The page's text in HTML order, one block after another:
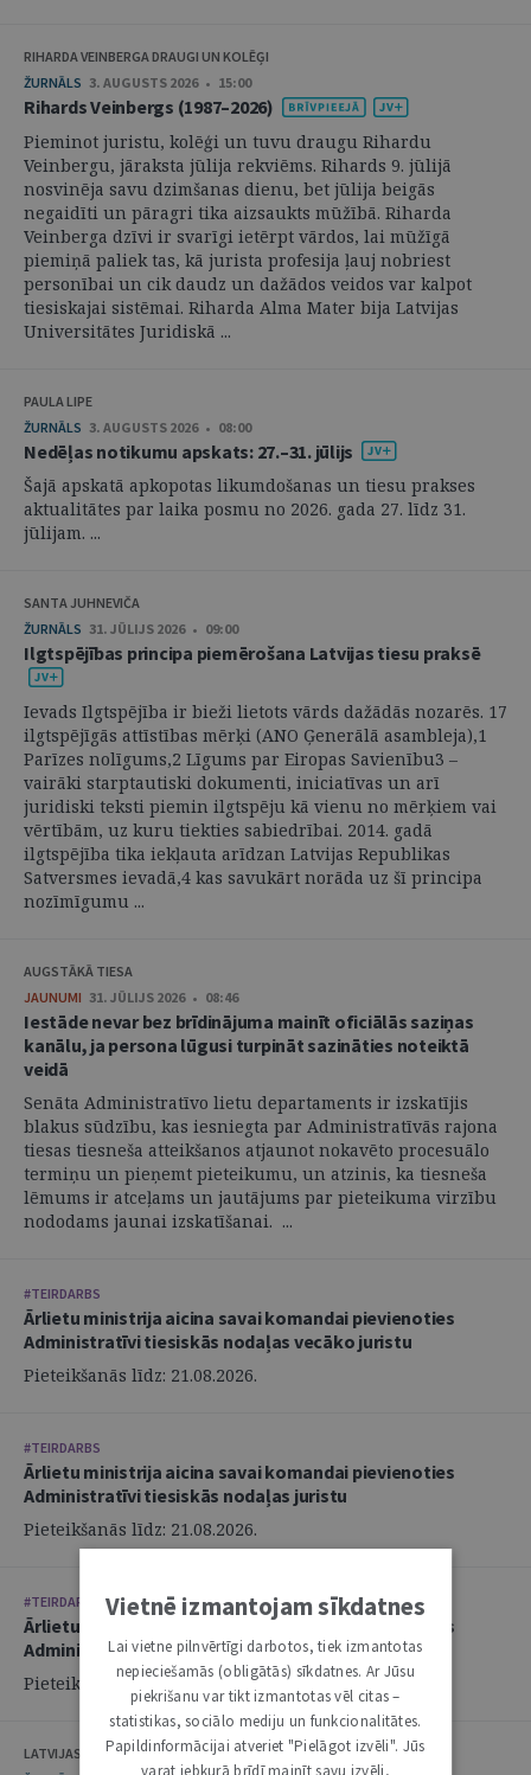
RIHARDA VEINBERGA DRAUGI UN KOLĒĢI
ŽURNĀLS 3. AUGUSTS 2026 • 15:00
Rihards Veinbergs (1987–2026)
Pieminot juristu, kolēģi un tuvu draugu Rihardu
Veinbergu, jāraksta jūlija rekviēms. Rihards 9. jūlijā
nosvinēja savu dzimšanas dienu, bet jūlija beigās
negaidīti un pāragri tika aizsaukts mūžībā. Riharda
Veinberga dzīvi ir svarīgi ietērpt vārdos, lai mūžīgā
piemiņā paliek tas, kā jurista profesija ļauj nobriest
personībai un cik daudz un dažādos veidos var kalpot
tiesiskajai sistēmai. Riharda Alma Mater bija Latvijas
Universitātes Juridiskā ...
PAULA LIPE
ŽURNĀLS 3. AUGUSTS 2026 • 08:00
Nedēļas notikumu apskats: 27.–31. jūlijs
Šajā apskatā apkopotas likumdošanas un tiesu prakses
aktualitātes par laika posmu no 2026. gada 27. līdz 31.
jūlijam. ...
SANTA JUHNEVIČA
ŽURNĀLS 31. JŪLIJS 2026 • 09:00
Ilgtspējības principa piemērošana Latvijas tiesu praksē
Ievads Ilgtspējība ir bieži lietots vārds dažādās nozarēs. 17
ilgtspējīgās attīstības mērķi (ANO Ģenerālā asambleja),1
Parīzes nolīgums,2 Līgums par Eiropas Savienību3 –
vairāki starptautiski dokumenti, iniciatīvas un arī
juridiski teksti piemin ilgtspēju kā vienu no mērķiem vai
vērtībām, uz kuru tiekties sabiedrībai. 2014. gadā
ilgtspējība tika iekļauta arīdzan Latvijas Republikas
Satversmes ievadā,4 kas savukārt norāda uz šī principa
nozīmīgumu ...
AUGSTĀKĀ TIESA
JAUNUMI 31. JŪLIJS 2026 • 08:46
Iestāde nevar bez brīdinājuma mainīt oficiālās saziņas
kanālu, ja persona lūgusi turpināt sazināties noteiktā
veidā
Senāta Administratīvo lietu departaments ir izskatījis
blakus sūdzību, kas iesniegta par Administratīvās rajona
tiesas tiesneša atteikšanos atjaunot nokavēto procesuālo
termiņu un pieņemt pieteikumu, un atzinis, ka tiesneša
lēmums ir atceļams un jautājums par pieteikuma virzību
nododams jaunai izskatīšanai. ...
#TEIRDARBS
Ārlietu ministrija aicina savai komandai pievienoties
Administratīvi tiesiskās nodaļas vecāko juristu
Pieteikšanās līdz: 21.08.2026.
#TEIRDARBS
Ārlietu ministrija aicina savai komandai pievienoties
Administratīvi tiesiskās nodaļas juristu
Pieteikšanās līdz: 21.08.2026.
#TEIRDARBS
Ārlietu ministrija aicina savai komandai pievienoties
Administratīvi tiesiskās nodaļas juristu
Pieteikšanās līdz: 21.08.2026.
LATVIJAS ZVĒRINĀTU ADVOKĀTU PADOME
Vietnē izmantojam sīkdatnes
Lai vietne pilnvērtīgi darbotos, tiek izmantotas
nepieciešamās (obligātās) sīkdatnes. Ar Jūsu
piekrišanu var tikt izmantotas vēl citas –
statistikas, sociālo mediju un funkcionalitātes.
Papildinformācijai atveriet "Pielāgot izvēli". Jūs
varat jebkurā brīdī mainīt savu izvēli,